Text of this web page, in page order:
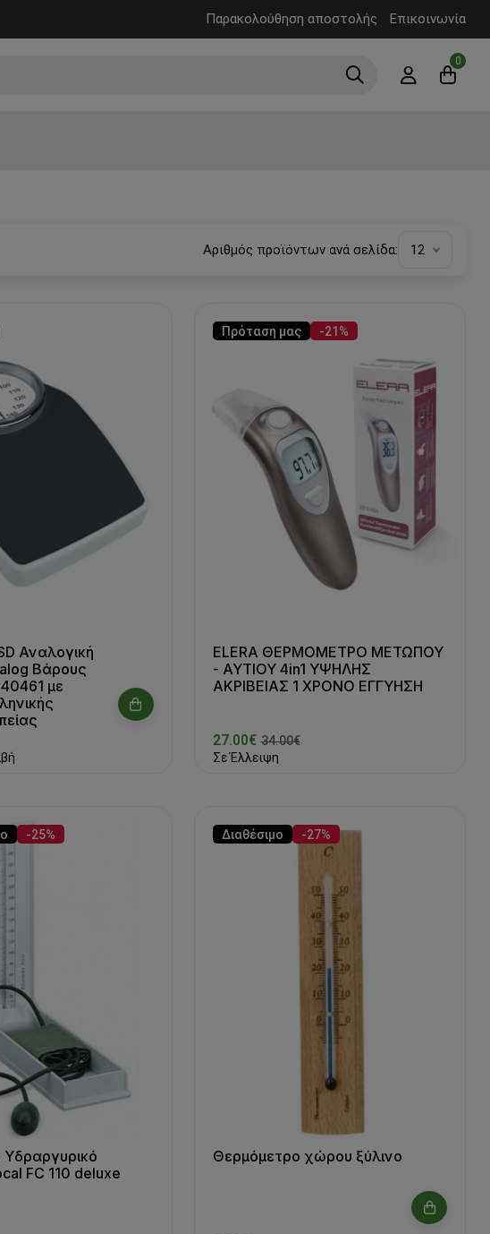
Παρακολούθηση αποστολής Επικοινωνία
0
Αριθμός προϊόντων ανά σελίδα: 12
Αναλογική
Βάρους
με
Πρόταση μας -21%
ELERA ΘΕΡΜΟΜΕΤΡΟ ΜΕΤΩΠΟΥ
- ΑΥΤΙΟΥ 4in1 ΥΨΗΛΗΣ
ΑΚΡΙΒΕΙΑΣ 1 ΧΡΟΝΟ ΕΓΓΥΗΣΗ
27.00€ 34.00€
Σε Έλλειψη
-25%
Υδραργυρικό
FC 110 deluxe
Διαθέσιμο -27%
Θερμόμετρο χώρου ξύλινο